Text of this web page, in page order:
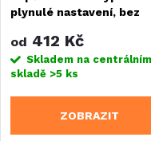
plynulé nastavení, bez
od 412 Kč
Skladem na centrálním
skladě >5 ks
ZOBRAZIT